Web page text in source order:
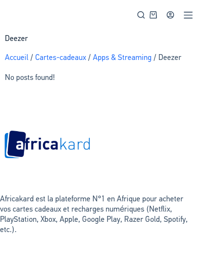
Deezer
Accueil /Cartes-cadeaux /Apps & Streaming / Deezer
No posts found!
Africakard est la plateforme N°1 en Afrique pour acheter
vos cartes cadeaux et recharges numériques (Netflix,
PlayStation, Xbox, Apple, Google Play, Razer Gold, Spotify,
etc.).